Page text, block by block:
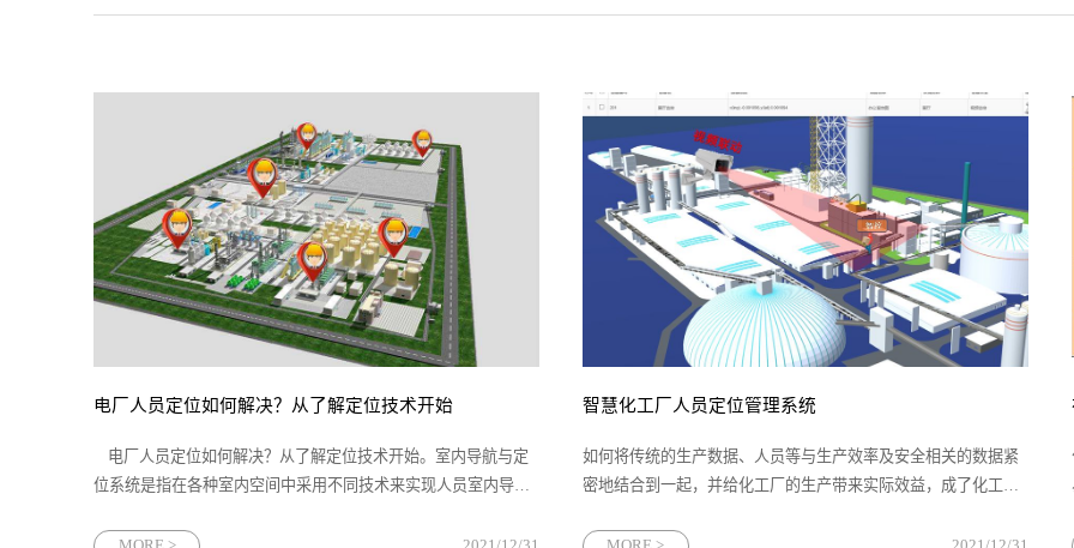
电厂人员定位如何解决？从了解定位技术开始
电厂人员定位如何解决？从了解定位技术开始。室内导航与定
位系统是指在各种室内空间中采用不同技术来实现人员室内导航
员、物体在经济行为、个人活动、军事等应用领域的定
智慧化工厂人员定位管理系统
如何将传统的生产数据、人员等与生产效率及安全相关的数据紧
密地结合到一起，并给化工厂的生产带来实际效益，成了化工行
智慧化工厂也同样注重人员智慧化的管理，提高生产效率的同时